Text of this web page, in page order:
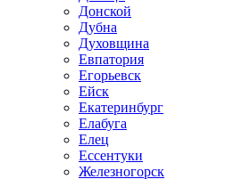
Донской
Дубна
Духовщина
Евпатория
Егорьевск
Ейск
Екатеринбург
Елабуга
Елец
Ессентуки
Железногорск